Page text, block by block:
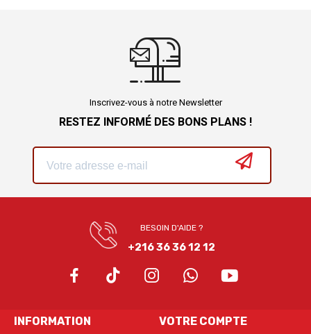
Inscrivez-vous à notre Newsletter
RESTEZ INFORMÉ DES BONS PLANS !
BESOIN D'AIDE ?
+216 36 36 12 12
INFORMATION VOTRE COMPTE